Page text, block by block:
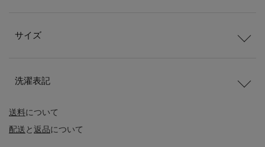
送料について
配送と返品について
サイズ
洗濯表記